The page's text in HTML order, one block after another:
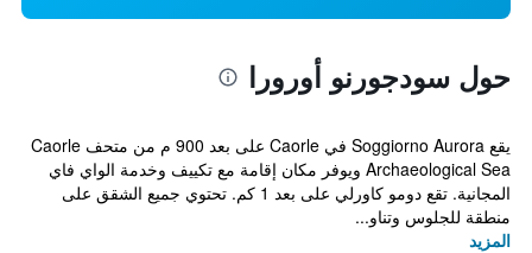
حول سودجورنو أورورا
يقع Soggiorno Aurora في Caorle على بعد 900 م من متحف Caorle
Archaeological Sea ويوفر مكان إقامة مع تكييف وخدمة الواي فاي
المجانية. تقع دومو كاورلي على بعد 1 كم. تحتوي جميع الشقق على
منطقة للجلوس وتناو...
المزيد